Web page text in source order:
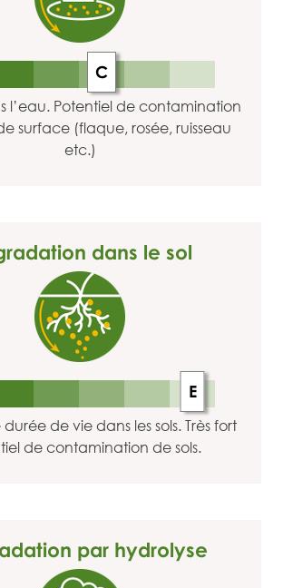
C
l’eau. Potentiel de contamination
surface (flaque, rosée, ruisseau
etc.)
dans le sol
E
de vie dans les sols. Très fort
de contamination de sols.
par hydrolyse